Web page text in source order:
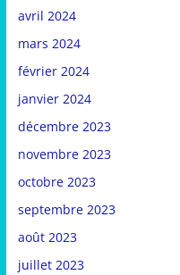
avril 2024
mars 2024
février 2024
janvier 2024
décembre 2023
novembre 2023
octobre 2023
septembre 2023
août 2023
juillet 2023